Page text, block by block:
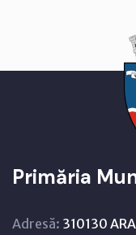
Primăria
Adresă: 310130